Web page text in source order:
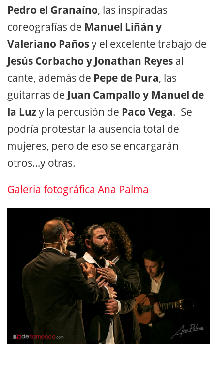
Pedro el Granaíno, las inspiradas
coreografías de Manuel Liñán y
Valeriano Pañosy el excelente trabajo de
Jesús Corbacho y Jonathan Reyes al
cante, además de Pepe de Pura, las
guitarras de Juan Campallo y Manuel de
la Luzy la percusión de Paco Vega. Se
podría protestar la ausencia total de
mujeres, pero de eso se encargarán
otros…y otras.
Galeria fotográfica Ana Palma